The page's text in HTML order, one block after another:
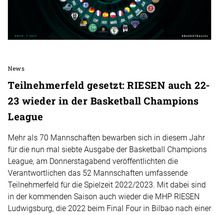
News
Teilnehmerfeld gesetzt: RIESEN auch 22-
23 wieder in der Basketball Champions
League
Mehr als 70 Mannschaften bewarben sich in diesem Jahr
für die nun mal siebte Ausgabe der Basketball Champions
League, am Donnerstagabend veröffentlichten die
Verantwortlichen das 52 Mannschaften umfassende
Teilnehmerfeld für die Spielzeit 2022/2023. Mit dabei sind
in der kommenden Saison auch wieder die MHP RIESEN
Ludwigsburg, die 2022 beim Final Four in Bilbao nach einer